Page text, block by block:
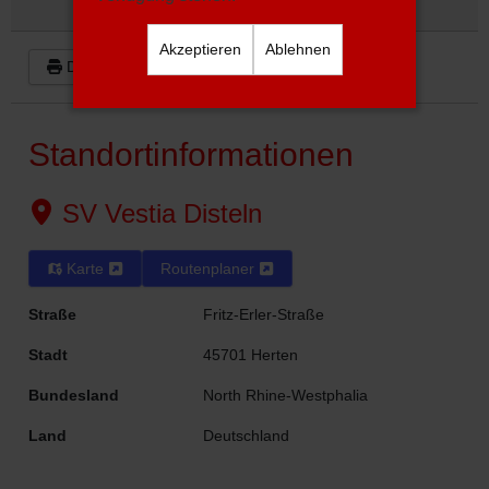
Drucken
Standortinformationen
SV Vestia Disteln
Karte Routenplaner
Straße Fritz-Erler-Straße
Stadt 45701 Herten
Bundesland North Rhine-Westphalia
Land Deutschland
Akzeptieren Ablehnen